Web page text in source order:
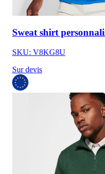
Sweat shirt
SKU: V8KG8U
Sur devis